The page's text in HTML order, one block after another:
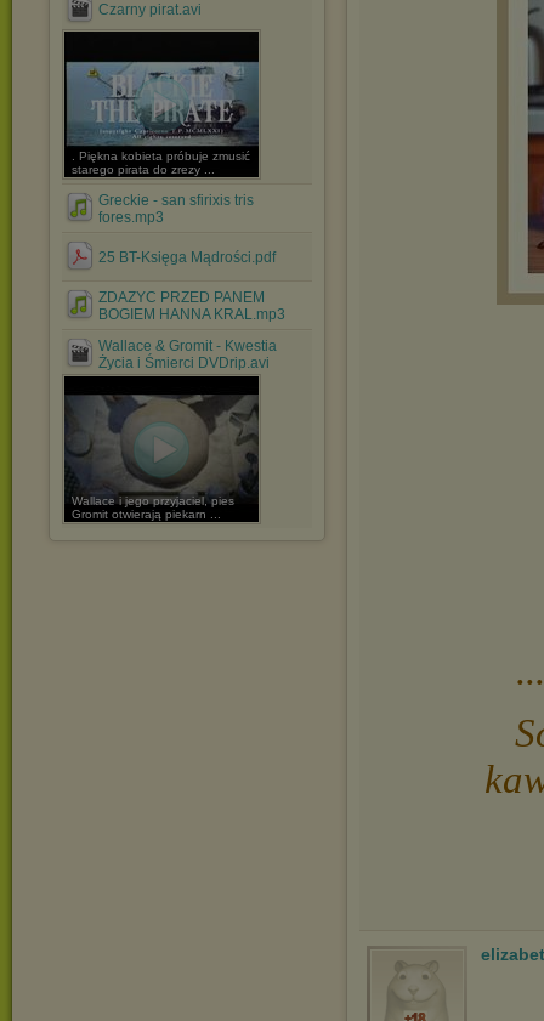
Czarny pirat.avi
. Piękna kobieta próbuje zmusić
starego pirata do zrezy ...
Greckie - san sfirixis tris
fores.mp3
25 BT-Księga Mądrości.pdf
ZDAZYC PRZED PANEM
BOGIEM HANNA KRAL.mp3
Wallace & Gromit - Kwestia
Życia i Śmierci DVDrip.avi
Wallace i jego przyjaciel, pies
Gromit otwierają piekarn ...